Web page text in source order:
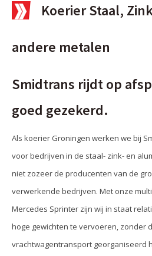
Koerier Staal,
andere metalen
Smidtrans rijdt op
goed gezekerd.
Als koerier Groningen werken we bij
voor bedrijven in de staal- zink- en
niet zozeer de producenten van de
verwerkende bedrijven. Met onze
Mercedes Sprinter zijn wij in staat
hoge gewichten te vervoeren, zonder
vrachtwagentransport georganiseerd